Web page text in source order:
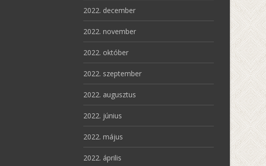
2022. december
2022. november
2022. október
2022. szeptember
2022. augusztus
2022. június
2022. május
2022. április